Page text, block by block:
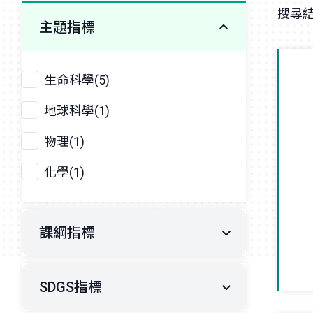
主題指標
生命科學(5)
地球科學(1)
物理(1)
化學(1)
課綱指標
SDGS指標
搜尋